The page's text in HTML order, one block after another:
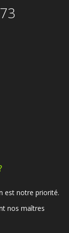
est notre priorité.
nos maîtres